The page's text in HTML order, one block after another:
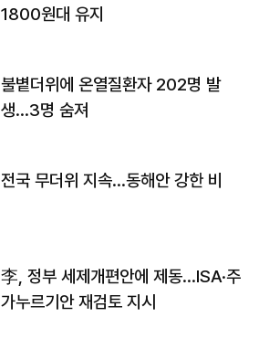
1800원대 유지
불볕더위에 온열질환자 202명 발
생…3명 숨져
전국 무더위 지속…동해안 강한 비
李, 정부 세제개편안에 제동…ISA·주
가누르기안 재검토 지시